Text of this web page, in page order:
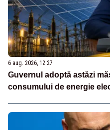
6 aug. 2026, 12:27
Guvernul adoptă astăzi
consumului de energie